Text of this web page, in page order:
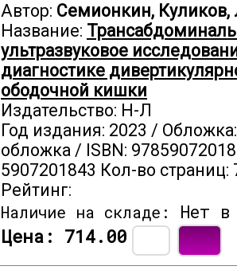
Автор: Семионкин, Куликов,
Название:
ультразвуковое
диагностике
ободочной кишки
Издательство: Н-Л
Год издания: 2023 /
обложка / ISBN:
5907201843 Кол-во страниц:
Рейтинг:
Наличие на складе:
Нет
Цена: 714.00